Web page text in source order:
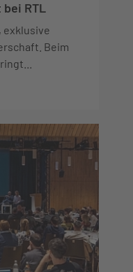
RTL
exklusive
Beim